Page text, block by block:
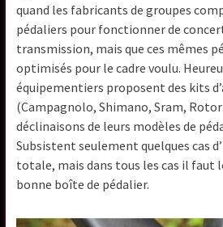
quand les fabricants de groupes
pédaliers pour fonctionner de
transmission, mais que ces mêmes
optimisés pour le cadre voulu.
équipementiers proposent des kits
(Campagnolo, Shimano, Sram,
déclinaisons de leurs modèles de
Subsistent seulement quelques cas
totale, mais dans tous les cas il faut
bonne boîte de pédalier.